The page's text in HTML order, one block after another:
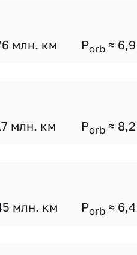
млн. км Porb ≈ 6,9
млн. км Porb ≈ 8,2
млн. км Porb ≈ 6,4